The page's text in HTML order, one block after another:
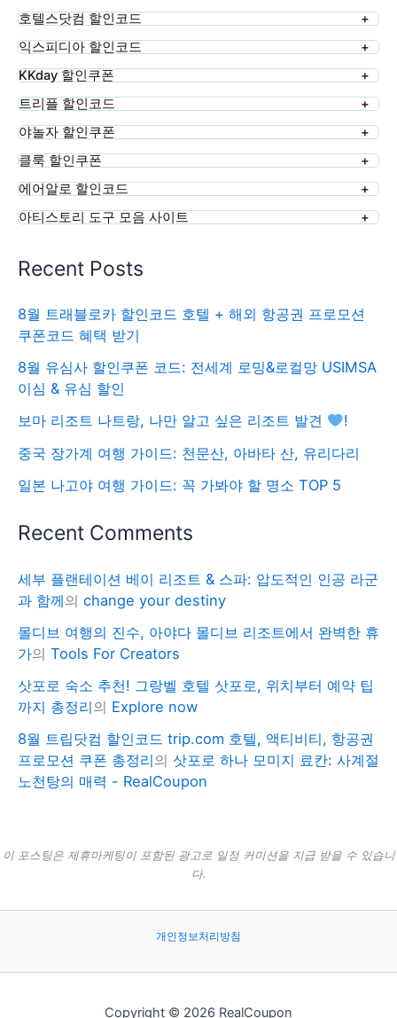
호텔스닷컴 할인코드
익스피디아 할인코드
KKday 할인쿠폰
트리플 할인코드
야놀자 할인쿠폰
클룩 할인쿠폰
에어알로 할인코드
아티스토리 도구 모음 사이트
Recent Posts
8월 트래블로카 할인코드 호텔 + 해외 항공권 프로모션
쿠폰코드 혜택 받기
8월 유심사 할인쿠폰 코드: 전세계 로밍&로컬망 USIMSA
이심 & 유심 할인
보마 리조트 나트랑, 나만 알고 싶은 리조트 발견
!
중국 장가계 여행 가이드: 천문산, 아바타 산, 유리다리
일본 나고야 여행 가이드: 꼭 가봐야 할 명소 TOP 5
Recent Comments
세부 플랜테이션 베이 리조트 & 스파: 압도적인 인공 라군
과 함께의 change your destiny
몰디브 여행의 진수, 아야다 몰디브 리조트에서 완벽한 휴
가의 Tools For Creators
삿포로 숙소 추천! 그랑벨 호텔 삿포로, 위치부터 예약 팁
까지 총정리의 Explore now
8월 트립닷컴 할인코드 trip.com 호텔, 액티비티, 항공권
프로모션 쿠폰 총정리의 삿포로 하나 모미지 료칸: 사계절
노천탕의 매력 - RealCoupon
이 포스팅은 제휴마케팅이 포함된 광고로 일정 커미션을 지급 받을 수 있습니
다.
개인정보처리방침
Copyright © 2026 RealCoupon